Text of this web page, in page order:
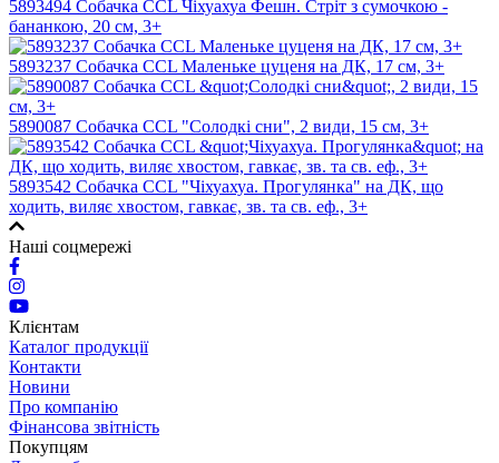
5893494 Собачка CCL Чіхуахуа Фешн. Стріт з сумочкою -
бананкою, 20 см, 3+
5893237 Собачка CCL Маленьке цуценя на ДК, 17 см, 3+
5890087 Собачка CCL "Солодкі сни", 2 види, 15 см, 3+
5893542 Собачка CCL "Чіхуахуа. Прогулянка" на ДК, що
ходить, виляє хвостом, гавкає, зв. та св. еф., 3+
Наші соцмережі
Клієнтам
Каталог продукції
Контакти
Новини
Про компанію
Фінансова звітність
Покупцям